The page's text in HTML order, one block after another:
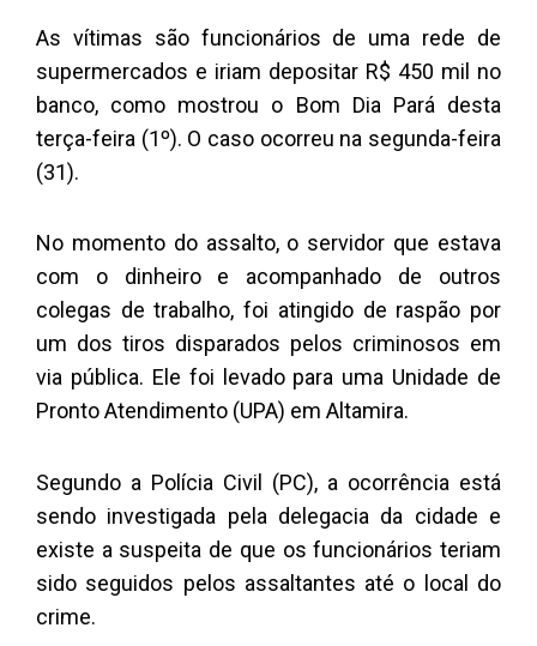
As vítimas são funcionários de uma rede de
supermercados e iriam depositar R$ 450 mil no
banco, como mostrou o Bom Dia Pará desta
terça-feira (1º). O caso ocorreu na segunda-feira
(31).
No momento do assalto, o servidor que estava
com o dinheiro e acompanhado de outros
colegas de trabalho, foi atingido de raspão por
um dos tiros disparados pelos criminosos em
via pública. Ele foi levado para uma Unidade de
Pronto Atendimento (UPA) em Altamira.
Segundo a Polícia Civil (PC), a ocorrência está
sendo investigada pela delegacia da cidade e
existe a suspeita de que os funcionários teriam
sido seguidos pelos assaltantes até o local do
crime.